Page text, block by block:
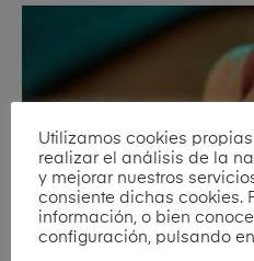
Utilizamos cookies
realizar el análisis de la
y mejorar nuestros
consiente dichas cookies.
información, o bien
configuración, pulsando